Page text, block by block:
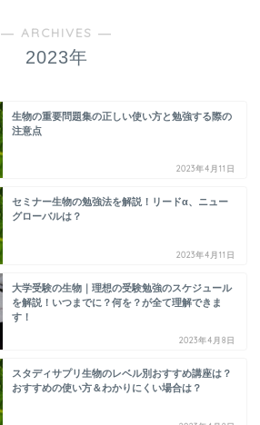
― ARCHIVES ―
2023年
生物の重要問題集の正しい使い方と勉強する際の
注意点
2023年4月11日
セミナー生物の勉強法を解説！リードα、ニュー
グローバルは？
2023年4月11日
大学受験の生物｜理想の受験勉強のスケジュール
を解説！いつまでに？何を？が全て理解できま
す！
2023年4月8日
スタディサプリ生物のレベル別おすすめ講座は？
おすすめの使い方＆わかりにくい場合は？